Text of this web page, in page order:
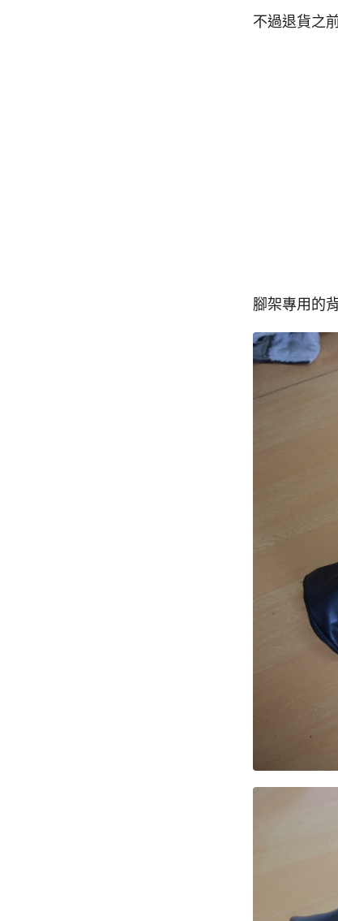
不過退貨之
腳架專用的